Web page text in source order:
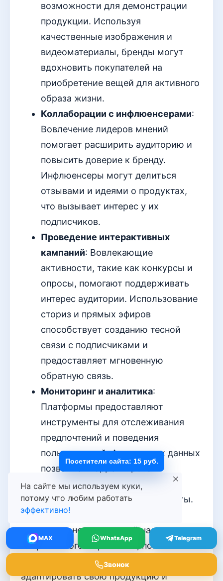
возможности для демонстрации
продукции. Используя
качественные изображения и
видеоматериалы, бренды могут
вдохновить покупателей на
приобретение вещей для активного
образа жизни.
Коллаборации с инфлюенсерами:
Вовлечение лидеров мнений
помогает расширить аудиторию и
повысить доверие к бренду.
Инфлюенсеры могут делиться
отзывами и идеями о продуктах,
что вызывает интерес у их
подписчиков.
Проведение интерактивных
кампаний: Вовлекающие
активности, такие как конкурсы и
опросы, помогают поддерживать
интерес аудитории. Использование
сториз и прямых эфиров
способствует созданию тесной
связи с подписчиками и
предоставляет мгновенную
обратную связь.
Мониторинг и аналитика:
Платформы предоставляют
инструменты для отслеживания
предпочтений и поведения
пользователей. Анализ этих данных
позволяет корректировать
стратегии продвижения и
предлагать актуальные продукты.
Платформы социальных сетей
становятся неотъемлемой частью
современного маркетинга, позволяя
брендам оставаться на связи с рынком,
адаптировать свою продукцию и
На сайте мы используем куки,
потому что любим работать
эффективно!
MAX WhatsApp Telegram
Звонок
Посетители сайта: 15 руб.